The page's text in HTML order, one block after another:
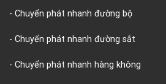
- Chuyển phát nhanh đường bộ
- Chuyển phát nhanh đường sắt
- Chuyển phát nhanh hàng không